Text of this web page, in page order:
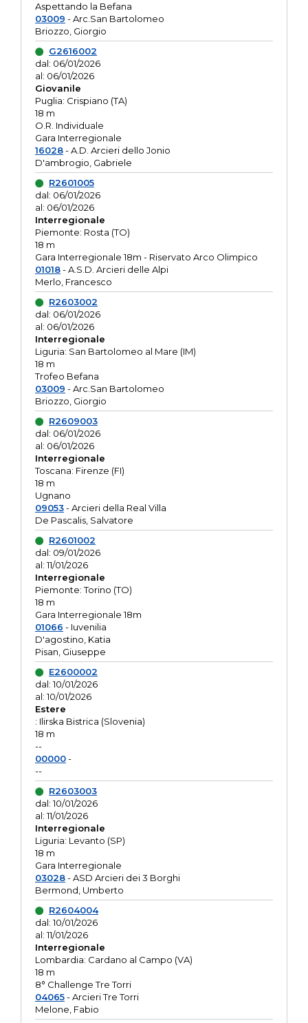
Aspettando la Befana
03009 - Arc.San Bartolomeo
Briozzo, Giorgio
G2616002
dal: 06/01/2026
al: 06/01/2026
Giovanile
Puglia: Crispiano (TA)
18 m
O.R. Individuale
Gara Interregionale
16028- A.D. Arcieri dello Jonio
D'ambrogio, Gabriele
R2601005
dal: 06/01/2026
al: 06/01/2026
Interregionale
Piemonte: Rosta (TO)
18 m
Gara Interregionale 18m - Riservato Arco Olimpico
01018- A.S.D. Arcieri delle Alpi
Merlo, Francesco
R2603002
dal: 06/01/2026
al: 06/01/2026
Interregionale
Liguria: San Bartolomeo al Mare (IM)
18 m
Trofeo Befana
03009 - Arc.San Bartolomeo
Briozzo, Giorgio
R2609003
dal: 06/01/2026
al: 06/01/2026
Interregionale
Toscana: Firenze (FI)
18 m
Ugnano
09053- Arcieri della Real Villa
De Pascalis, Salvatore
R2601002
dal: 09/01/2026
al: 11/01/2026
Interregionale
Piemonte: Torino (TO)
18 m
Gara Interregionale 18m
01066 - Iuvenilia
D'agostino, Katia
Pisan, Giuseppe
E2600002
dal: 10/01/2026
al: 10/01/2026
Estere
: Ilirska Bistrica (Slovenia)
18 m
--
00000-
--
R2603003
dal: 10/01/2026
al: 11/01/2026
Interregionale
Liguria: Levanto (SP)
18 m
Gara Interregionale
03028- ASD Arcieri dei 3 Borghi
Bermond, Umberto
R2604004
dal: 10/01/2026
al: 11/01/2026
Interregionale
Lombardia: Cardano al Campo (VA)
18 m
8° Challenge Tre Torri
04065- Arcieri Tre Torri
Melone, Fabio